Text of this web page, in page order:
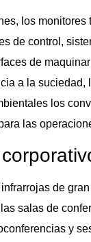
los monitores
de control,
de
a la suciedad,
los
las
de
salas de
y